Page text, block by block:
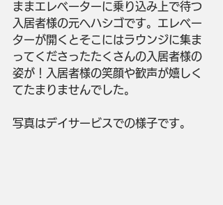
ままエレベーターに乗り込み上で待つ
入居者様の元へハシゴです。エレベー
ターが開くとそこにはラウンジに集ま
ってくださったたくさんの入居者様の
姿が！入居者様の笑顔や歓声が嬉しく
てたまりませんでした。
写真はデイサービスでの様子です。